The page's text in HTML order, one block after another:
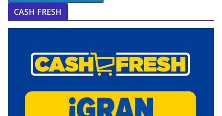
CASH FRESH